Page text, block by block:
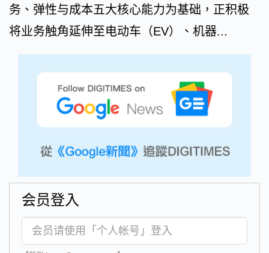
务、弹性与成本五大核心能力为基础，正积极
将业务触角延伸至电动车（EV）、机器...
会员登入